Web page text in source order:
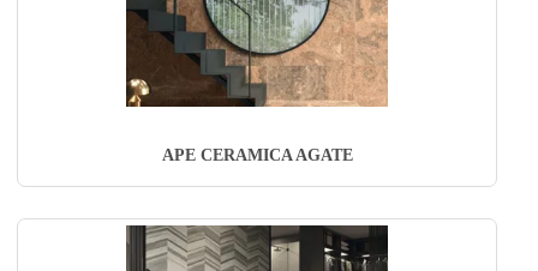
APE CERAMICA AGATE